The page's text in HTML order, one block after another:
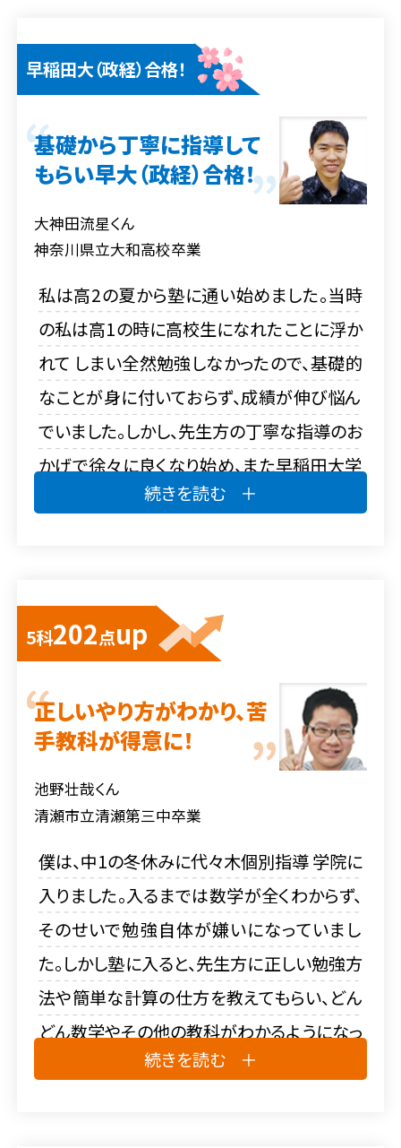
た。自分が挫けず難関中を目指せたのは、先
生達のおかげです。長い間本当にありがとう
早稲田大（政経）合格！
基礎から丁寧に指導して
もらい早大（政経）合格！
大神田流星くん
神奈川県立大和高校卒業
私は高2の夏から塾に通い始めました。当時
の私は高1の時に高校生になれたことに浮か
れて しまい全然勉強しなかったので、基礎的
なことが身に付いておらず、成績が伸び悩ん
でいました。しかし、先生方の丁寧な指導のお
かげで徐々に良くなり始め、また早稲田大学
を目指すように言 われ、そのための勉強スケ
のは、親や先生方の助力のおかげです。あり
がとうございました。
続きを読む
5科202点up
正しいやり方がわかり、苦
手教科が得意に！
池野壮哉くん
清瀬市立清瀬第三中卒業
僕は、中1の冬休みに代々木個別指導 学院に
入りました。入るまでは数学が全くわからず、
そのせいで勉強自体が嫌いになっていまし
た。しかし塾に入ると、先生方に正しい勉強方
法や簡単な計算の仕方を教えてもらい、どん
どん数学やその他の教科がわかるようになっ
ていきました。そして、一番苦手だった数学が
続きを読む